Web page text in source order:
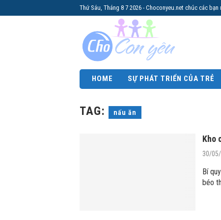
Thứ Sáu, Tháng 8 7 2026 - Choconyeu.net chúc các
HOME SỰ PHÁT TRIỂN CỦA TRẺ
TAG: nấu ăn
Kho
30/
Bí
béo